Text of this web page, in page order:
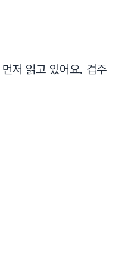
저 읽고 있어요. 겁주